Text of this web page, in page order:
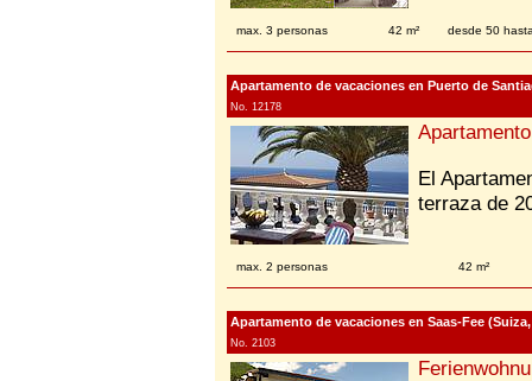
max. 3 personas 42 m² desde 50
Apartamento de vacaciones en Puerto de
No. 12178
El
terraza de
max. 2 personas 42 m²
Apartamento de vacaciones en Saas-Fee (Suiza,
No. 2103